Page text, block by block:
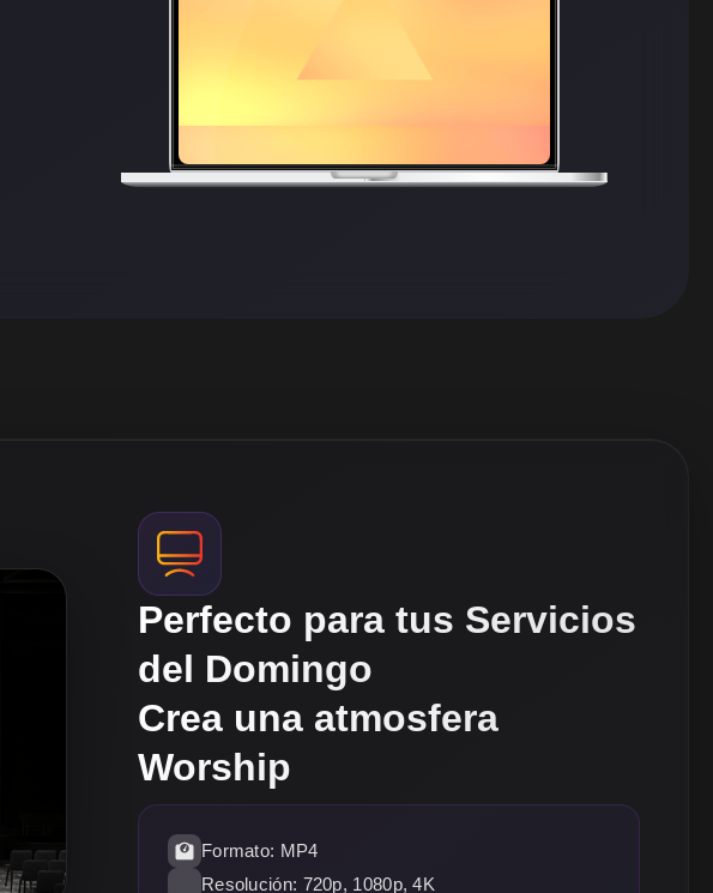
Perfecto para tus Servicios
del Domingo
Crea una atmosfera
Worship
Formato: MP4
Resolución: 720p, 1080p, 4K